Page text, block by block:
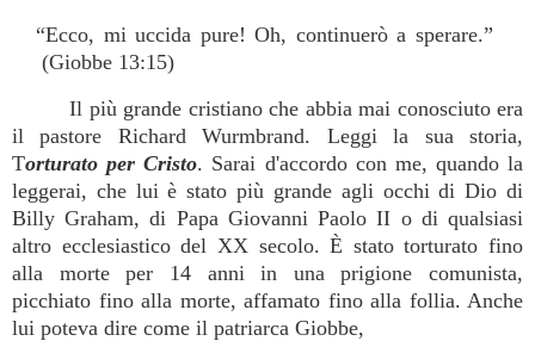
“Ecco, mi uccida pure! Oh, continuerò a sperare.”
(Giobbe 13:15)
Il più grande cristiano che abbia mai conosciuto era
il pastore Richard Wurmbrand. Leggi la sua storia,
Torturato per Cristo. Sarai d'accordo con me, quando la
leggerai, che lui è stato più grande agli occhi di Dio di
Billy Graham, di Papa Giovanni Paolo II o di qualsiasi
altro ecclesiastico del XX secolo. È stato torturato fino
alla morte per 14 anni in una prigione comunista,
picchiato fino alla morte, affamato fino alla follia. Anche
lui poteva dire come il patriarca Giobbe,